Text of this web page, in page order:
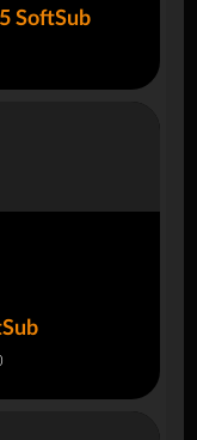
SoftSub